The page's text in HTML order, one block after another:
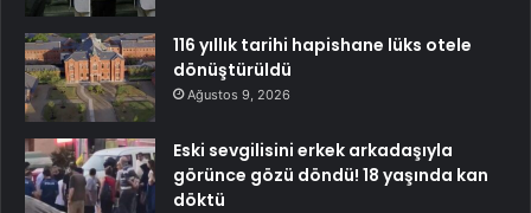
116 yıllık tarihi hapishane lüks otele
dönüştürüldü
Ağustos 9, 2026
Eski sevgilisini erkek arkadaşıyla
görünce gözü döndü! 18 yaşında kan
döktü